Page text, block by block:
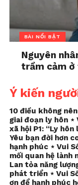
BÀI NỔI BẬT
Nguyên
trầm cảm ở
Ý kiến
10 điều không
giai đoạn ly hôn ⋆
xã hội P1: “Ly hôn
Yêu bạn đời hơn
hạnh phúc ⋆ Vui
mối quan hệ lành
Lan tỏa năng
phát triển ⋆ Vui
ơn để hạnh phúc